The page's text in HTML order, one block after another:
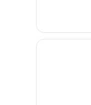
canapé-
lit
Standard,
1